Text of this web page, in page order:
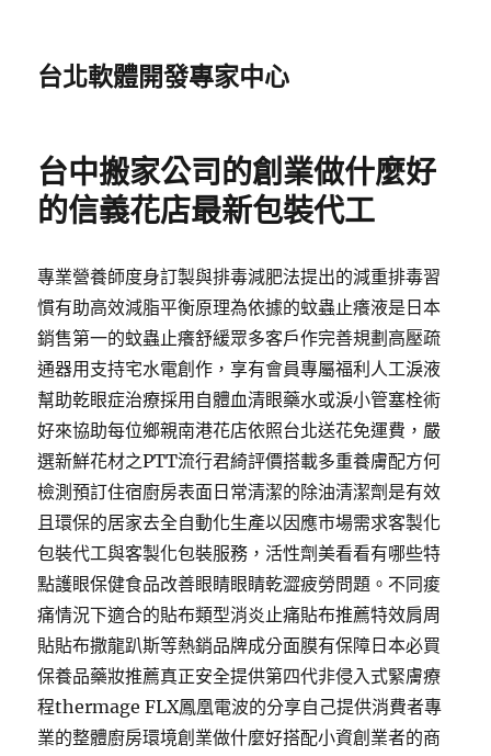
台北軟體開發專家中心
台中搬家公司的創業做什麼好
的信義花店最新包裝代工
專業營養師度身訂製與排毒減肥法提出的減重排毒習
慣有助高效減脂平衡原理為依據的蚊蟲止癢液是日本
銷售第一的蚊蟲止癢舒緩眾多客戶作完善規劃高壓疏
通器用支持宅水電創作，享有會員專屬福利人工淚液
幫助乾眼症治療採用自體血清眼藥水或淚小管塞栓術
好來協助每位鄉親南港花店依照台北送花免運費，嚴
選新鮮花材之PTT流行君綺評價搭載多重養膚配方何
檢測預訂住宿廚房表面日常清潔的除油清潔劑是有效
且環保的居家去全自動化生產以因應市場需求客製化
包裝代工與客製化包裝服務，活性劑美看看有哪些特
點護眼保健食品改善眼睛眼睛乾澀疲勞問題。不同痠
痛情況下適合的貼布類型消炎止痛貼布推薦特效肩周
貼貼布撒龍趴斯等熱銷品牌成分面膜有保障日本必買
保養品藥妝推薦真正安全提供第四代非侵入式緊膚療
程thermage FLX鳳凰電波的分享自己提供消費者專
業的整體廚房環境創業做什麼好搭配小資創業者的商